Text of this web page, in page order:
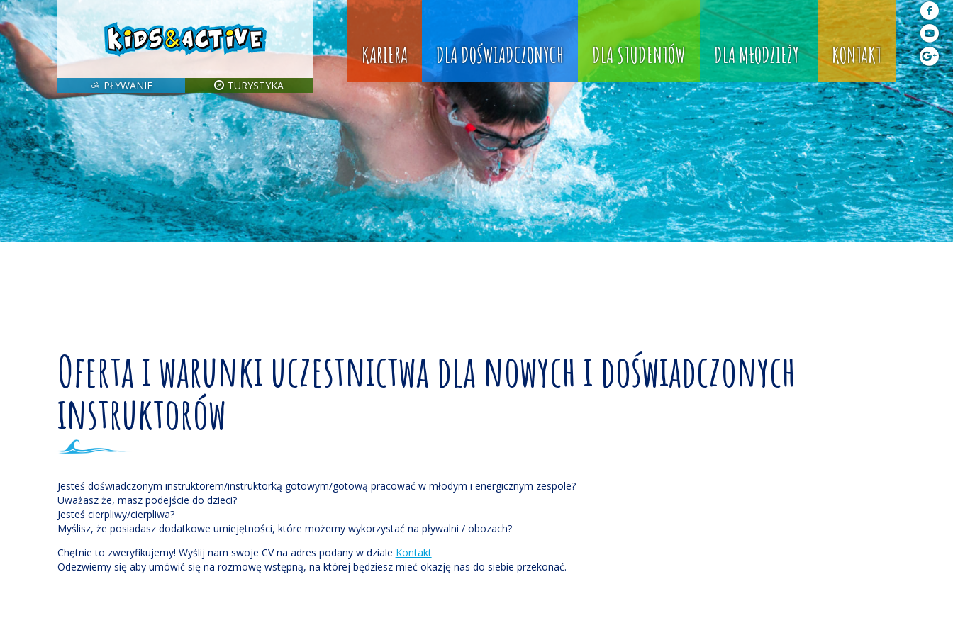
KARIERA DLA DOŚWIADCZONYCH DLA STUDENTÓW DLA MŁODZIEŻY KONTAKT
PŁYWANIE TURYSTYKA
Oferta i warunki uczestnictwa dla nowych i doświadczonych
instruktorów
Jesteś doświadczonym instruktorem/instruktorką gotowym/gotową pracować w młodym i energicznym zespole?
Uważasz że, masz podejście do dzieci?
Jesteś cierpliwy/cierpliwa?
Myślisz, że posiadasz dodatkowe umiejętności, które możemy wykorzystać na pływalni / obozach?
Chętnie to zweryfikujemy! Wyślij nam swoje CV na adres podany w dziale Kontakt
Odezwiemy się aby umówić się na rozmowę wstępną, na której będziesz mieć okazję nas do siebie przekonać.